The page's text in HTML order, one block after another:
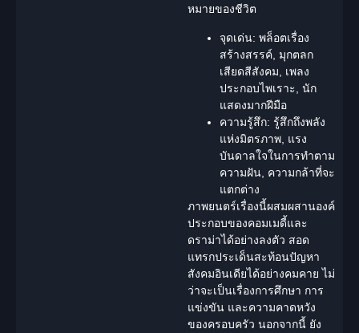
หมายของชีวิต
จุดเด่น: พล็อตเรื่อง
สร้างสรรค์, มุกตลก
เสียดสีสังคม, เพลง
ประกอบไพเราะ, นัก
แสดงมากฝีมือ
ความรู้สึก: รู้สึกถึงพลัง
แห่งมิตรภาพ, แรง
บันดาลใจในการทำตาม
ความฝัน, ความกล้าที่จะ
แตกต่าง
ภาพยนตร์เรื่องนี้ผสมผสานองค์
ประกอบของคอมเมดี้และ
ดราม่าได้อย่างลงตัว สอด
แทรกประเด็นสะท้อนปัญหา
สังคมอินเดียได้อย่างคมคาย ไม่
ว่าจะเป็นเรื่องการศึกษา การ
แข่งขัน และความคาดหวัง
ของครอบครัว นอกจากนี้ ยัง